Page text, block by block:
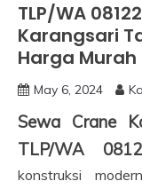
TLP/WA
Karangsari
Harga Murah
May 6, 2024
Sewa Crane
TLP/WA
konstruksi